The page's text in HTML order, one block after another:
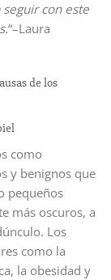
seguir con este
“–Laura
de los
como
y benignos que
pequeños
más oscuros, a
Los
como la
la obesidad y